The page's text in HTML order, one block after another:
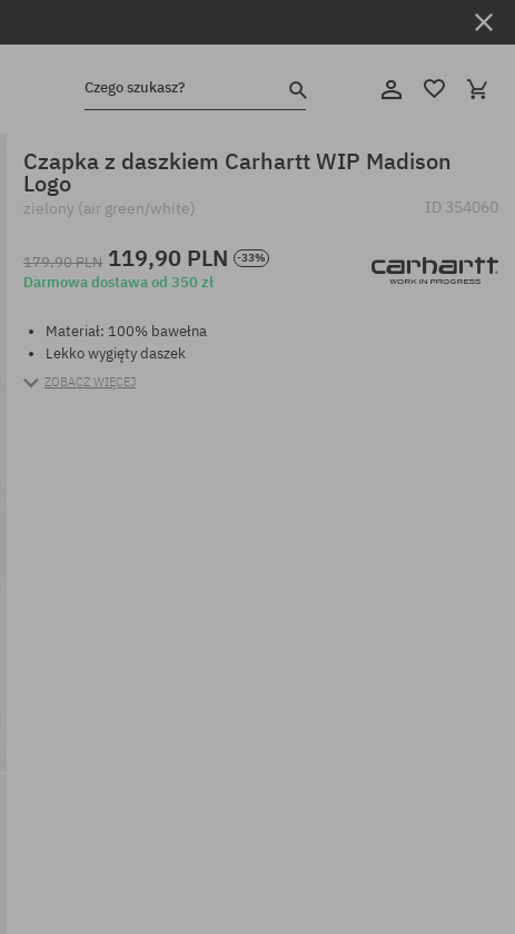
Czego szukasz?
Czapka z daszkiem Carhartt WIP Madison
Logo
zielony (air green/white) ID 354060
179,90 PLN 119,90 PLN -33%
Darmowa dostawa od 350 zł
Materiał: 100% bawełna
Lekko wygięty daszek
ZOBACZ WIĘCEJ